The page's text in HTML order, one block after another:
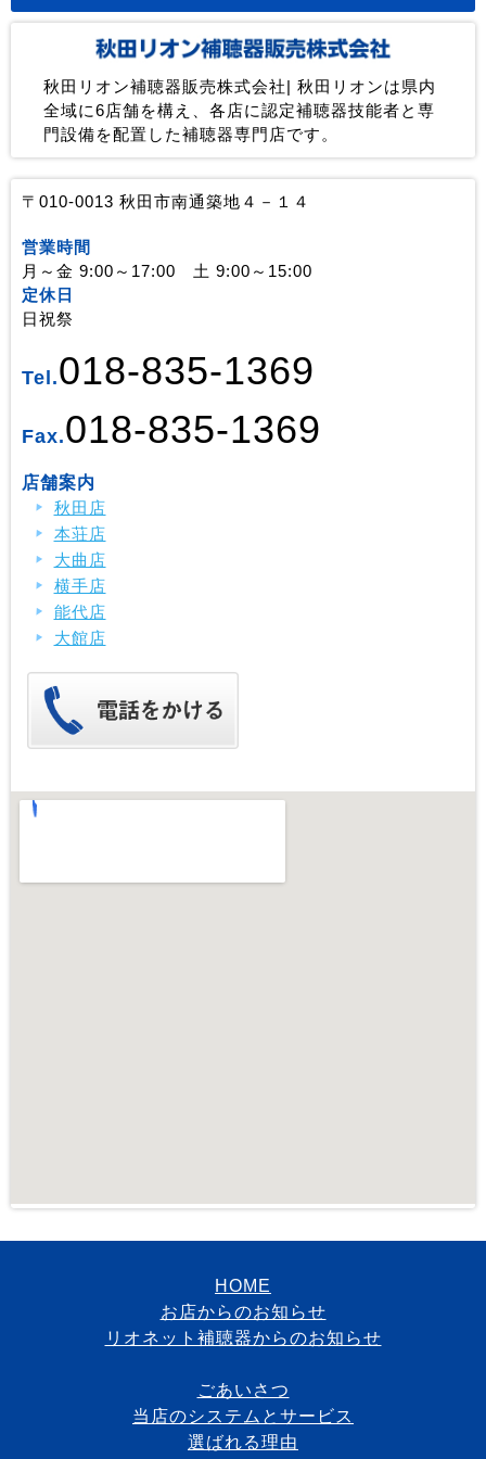
秋田リオン補聴器販売株式会社| 秋田リオンは県内
全域に6店舗を構え、各店に認定補聴器技能者と専
門設備を配置した補聴器専門店です。
〒010-0013 秋田市南通築地４－１４
営業時間
月～金 9:00～17:00 土 9:00～15:00
定休日
日祝祭
Tel.018-835-1369
Fax.018-835-1369
店舗案内
秋田店
本荘店
大曲店
横手店
能代店
大館店
HOME
お店からのお知らせ
リオネット補聴器からのお知らせ
ごあいさつ
当店のシステムとサービス
選ばれる理由